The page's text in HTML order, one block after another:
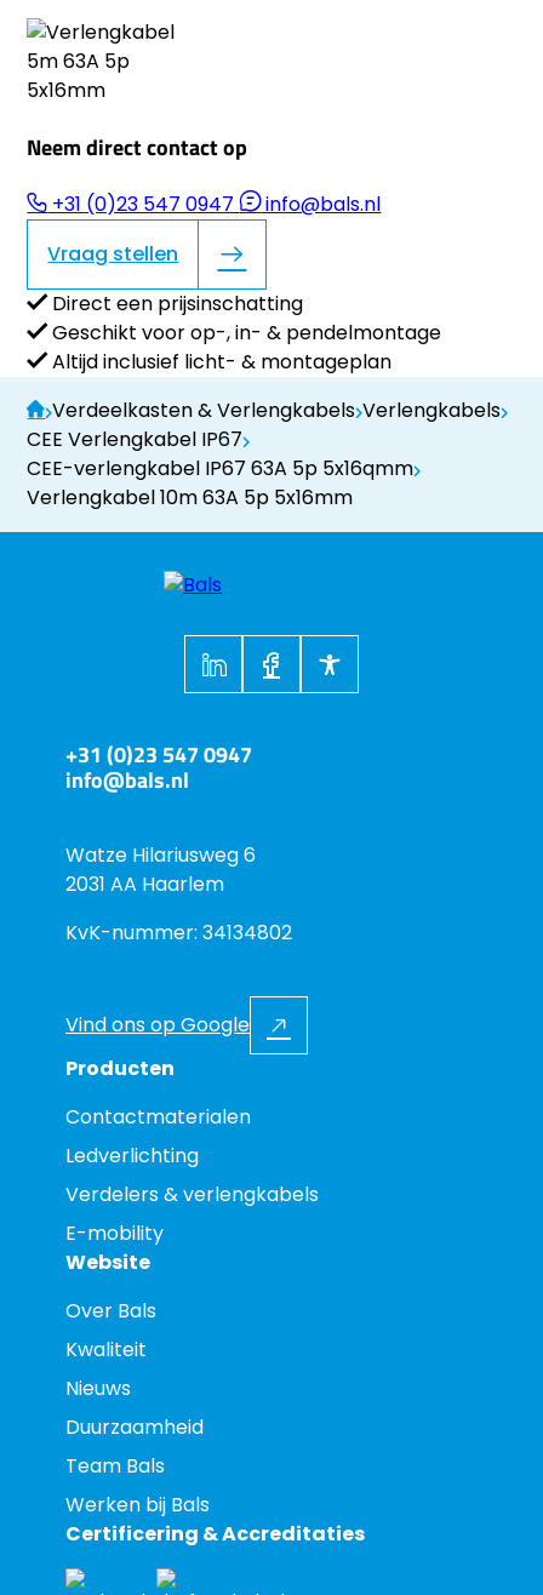
Neem direct contact op
+31 (0)23 547 0947
info@bals.nl
Vraag stellen
Direct een prijsinschatting
Geschikt voor op-, in- & pendelmontage
Altijd inclusief licht- & montageplan
Verdeelkasten & Verlengkabels Verlengkabels
CEE Verlengkabel IP67
CEE-verlengkabel IP67 63A 5p 5x16qmm
Verlengkabel 10m 63A 5p 5x16mm
+31 (0)23 547 0947
info@bals.nl
Watze Hilariusweg 6
2031 AA Haarlem
KvK-nummer: 34134802
Vind ons op Google
Producten
Contactmaterialen
Ledverlichting
Verdelers & verlengkabels
E-mobility
Website
Over Bals
Kwaliteit
Nieuws
Duurzaamheid
Team Bals
Werken bij Bals
Certificering & Accreditaties